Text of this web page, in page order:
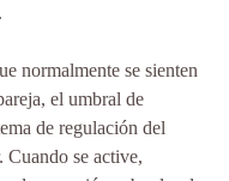
normalmente se sienten
el umbral de
de regulación del
Cuando se active,